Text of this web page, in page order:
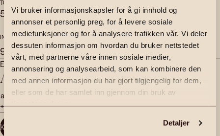
Vi bruker informasjonskapsler for å gi innhold og
annonser et personlig preg, for å levere sosiale
mediefunksjoner og for å analysere trafikken vår. Vi deler
dessuten informasjon om hvordan du bruker nettstedet
vårt, med partnerne våre innen sosiale medier,
annonsering og analysearbeid, som kan kombinere den
med annen informasjon du har gjort tilgjengelig for dem,
eller som de har samlet inn gjennom din bruk av
tjenestene deres.
Detaljer
TOTALPRIS
5 628 340 ,- 119 m2
INTERNT BRUKSAREAL
91 m2
EKSTERNT BRUKSAREAL
28 m2
Eiendomsmegler | Partner
Adrian Dyrstad
adrian.dyrstad@emera.no
+47 905 01 824
Kontakt megler